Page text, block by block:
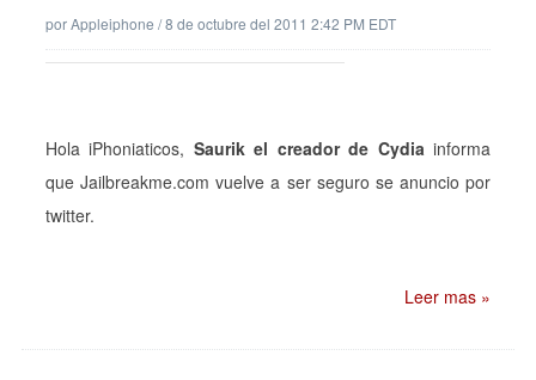
porAppleiphone /8 de octubre del 2011 2:42 PM EDT
Hola iPhoniaticos, Saurik el creador de Cydiainforma
que Jailbreakme.com vuelve a ser seguro se anuncio por
twitter.
Leer mas »